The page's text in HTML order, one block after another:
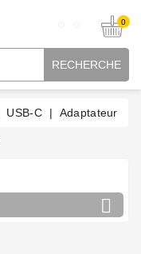
RECHERCHE
0
USB-C Adaptateur
